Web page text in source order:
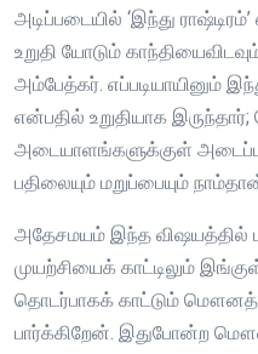
அடிப்படையில் ‘இந்து
உறுதி யோடும்
அம்பேத்கர். எப்படியாயினும்
என்பதில் உறுதியாக
அடையாளங்களுக்குள்
பதிலையும் மறுப்பையும்
அதேசமயம் இந்த விஷயத்தில்
முயற்சியைக் காட்டிலும்
தொடர்பாகக் காட்டும்
பார்க்கிறேன். இதுபோன்ற